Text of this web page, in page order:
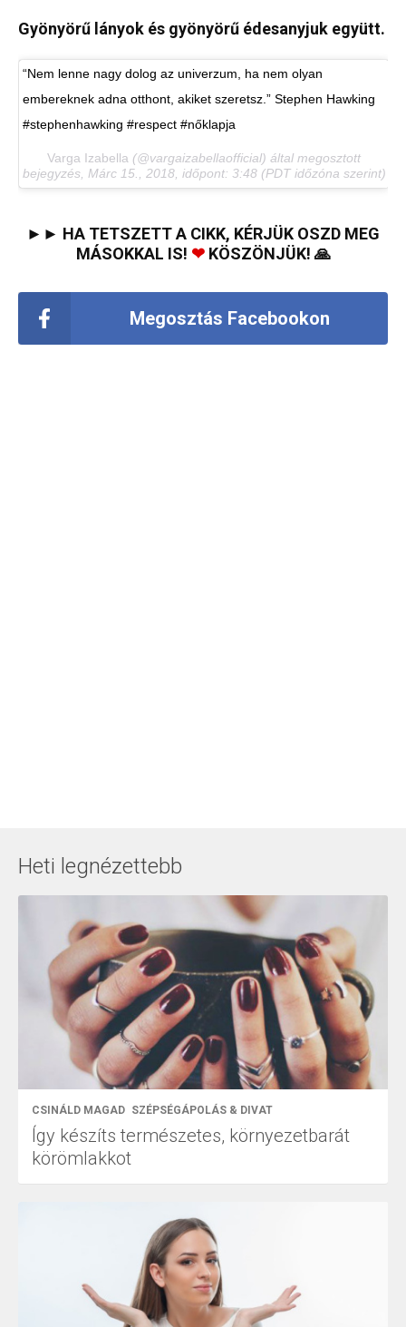
Gyönyörű lányok és gyönyörű édesanyjuk együtt.
“Nem lenne nagy dolog az univerzum, ha nem olyan
embereknek adna otthont, akiket szeretsz.” Stephen Hawking
#stephenhawking #respect #nőklapja
Varga Izabella (@vargaizabellaofficial) által megosztott
bejegyzés, Márc 15., 2018, időpont: 3:48 (PDT időzóna szerint)
►► HA TETSZETT A CIKK, KÉRJÜK OSZD MEG
MÁSOKKAL IS! ❤KÖSZÖNJÜK! 🙏
Megosztás Facebookon
Heti legnézettebb
CSINÁLD MAGAD SZÉPSÉGÁPOLÁS & DIVAT
Így készíts természetes, környezetbarát
körömlakkot